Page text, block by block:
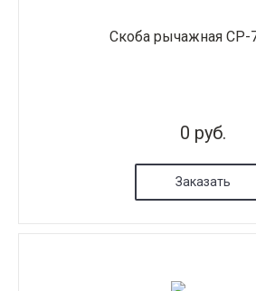
Скоба рычажная СР-
0 руб.
Заказать